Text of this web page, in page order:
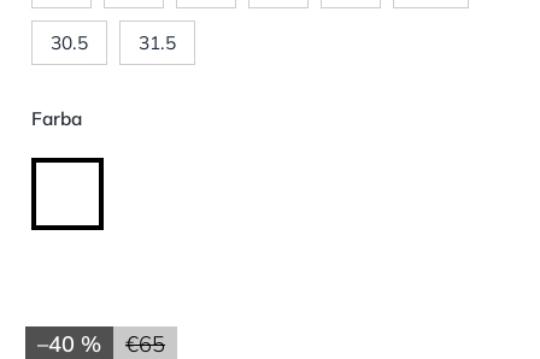
30.5 31.5
Farba
€65
–40 %